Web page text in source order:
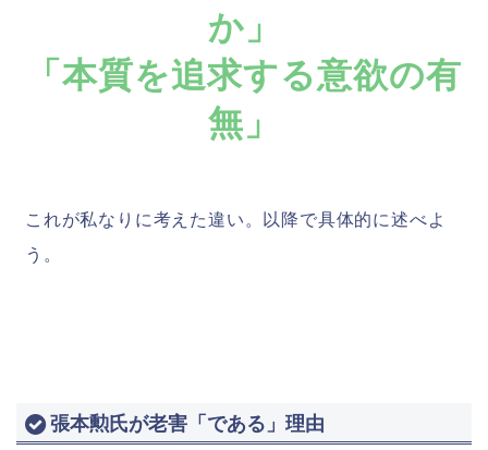
か」
「本質を追求する意欲の有
無」
これが私なりに考えた違い。以降で具体的に述べよ
う。
張本勲氏が老害「である」理由